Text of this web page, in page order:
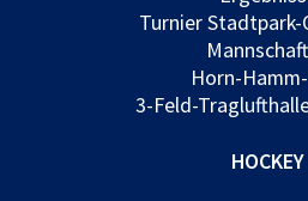
Turnier Stadtpark-
Horn-
3-Feld-
HOCKEY